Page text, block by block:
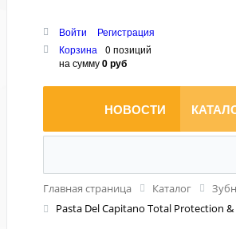
Войти
Регистрация
Корзина
0 позиций
на сумму0 руб
НОВОСТИ
Главная страница Каталог
Pasta Del Capitano Total Protection